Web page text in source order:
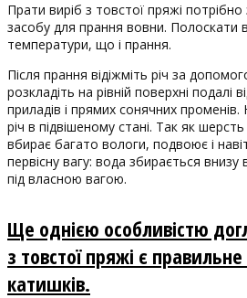
Прати виріб з товстої пряжі
засобу для прання вовни. Полоскати в
температури, що і прання.
Після прання відіжміть річ за
розкладіть на рівній поверхні подалі
приладів і прямих сонячних променів.
річ в підвішеному стані. Так як
вбирає багато вологи, подвоює і
первісну вагу: вода збирається внизу
під власною вагою.
Ще однією особливістю
з товстої пряжі є
катишків.